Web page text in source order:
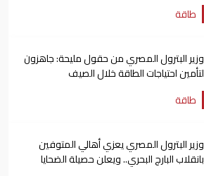
طاقة
وزير البترول المصري من حقول مليحة: جاهزون
لتأمين احتياجات الطاقة خلال الصيف
طاقة
وزير البترول المصري يعزي أهالي المتوفين
بانقلاب البارج البحري.. ويعلن حصيلة الضحايا